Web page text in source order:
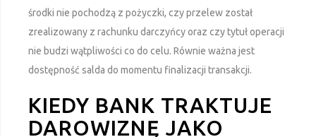
środki nie pochodzą z pożyczki, czy przelew został
zrealizowany z rachunku darczyńcy oraz czy tytuł operacji
nie budzi wątpliwości co do celu. Równie ważna jest
dostępność salda do momentu finalizacji transakcji.
KIEDY BANK TRAKTUJE
DAROWIZNĘ JAKO